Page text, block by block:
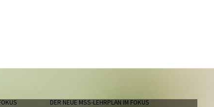
DER NEUE MSS-LEHRPLAN IM FOKUS